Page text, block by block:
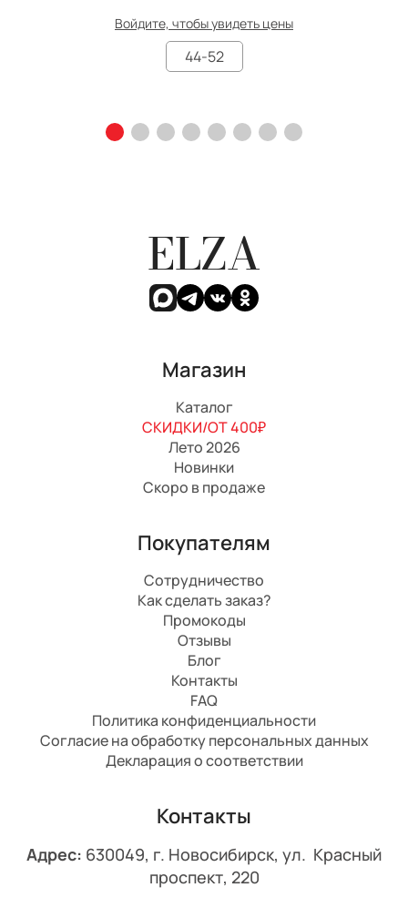
Войдите, чтобы увидеть цены
44-52
ELZA
Магазин
Каталог
СКИДКИ/ОТ 400₽
Лето 2026
Новинки
Скоро в продаже
Покупателям
Сотрудничество
Как сделать заказ?
Промокоды
Отзывы
Блог
Контакты
FAQ
Политика конфиденциальности
Согласие на обработку персональных данных
Декларация о соответствии
Контакты
Адрес: 630049, г. Новосибирск, ул. Красный
проспект, 220